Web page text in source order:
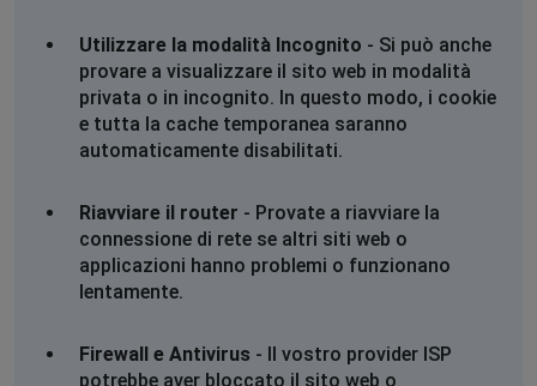
favore impossibile entrare ...
Ildany
Milano, Italy • 9 mesi ago
gianmichele panarelli
Cairo, Egypt
10 mesi ago
Utilizzare la modalità Incognito - Si può anche
provare a visualizzare il sito web in modalità
privata o in incognito. In questo modo, i cookie
e tutta la cache temporanea saranno
automaticamente disabilitati.
Riavviare il router - Provate a riavviare la
connessione di rete se altri siti web o
applicazioni hanno problemi o funzionano
lentamente.
Firewall e Antivirus - Il vostro provider ISP
potrebbe aver bloccato il sito web o